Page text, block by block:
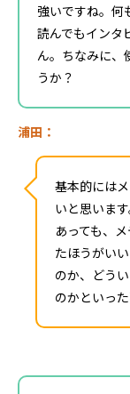
強いですね。何
読んでもインタ
ん。ちなみに、
うか？
浦田：
基本的には
いと思いま
あっても、
たほうがい
のか、どう
のかといっ